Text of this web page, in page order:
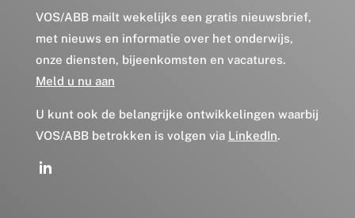
VOS/ABB mailt wekelijks een gratis nieuwsbrief,
met nieuws en informatie over het onderwijs,
onze diensten, bijeenkomsten en vacatures.
Meld u nu aan
U kunt ook de belangrijke ontwikkelingen waarbij
VOS/ABB betrokken is volgen via LinkedIn.